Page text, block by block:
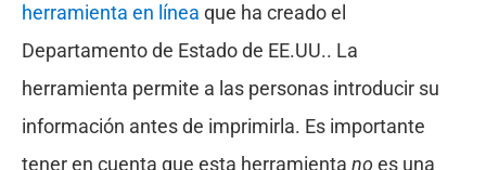
herramienta en línea que ha creado el
Departamento de Estado de EE.UU.. La
herramienta permite a las personas introducir su
información antes de imprimirla. Es importante
tener en cuenta que esta herramienta noes una